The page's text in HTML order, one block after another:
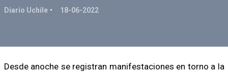
Diario Uchile 18-06-2022
Desde anoche se registran manifestaciones en torno a la